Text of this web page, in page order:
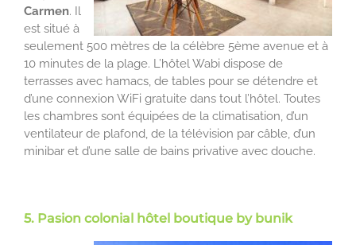
Carmen. Il
est situé à
seulement 500 mètres de la célèbre 5ème avenue et à
10 minutes de la plage. L’hôtel Wabi dispose de
terrasses avec hamacs, de tables pour se détendre et
d’une connexion WiFi gratuite dans tout l’hôtel. Toutes
les chambres sont équipées de la climatisation, d’un
ventilateur de plafond, de la télévision par câble, d’un
minibar et d’une salle de bains privative avec douche.
5. Pasion colonial hôtel boutique by bunik